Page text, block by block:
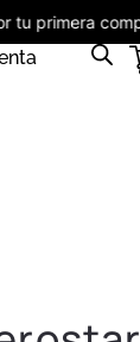
tu primera